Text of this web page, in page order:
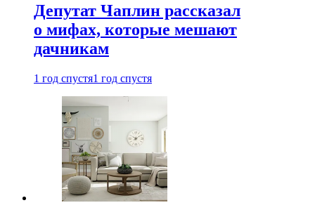
Депутат Чаплин рассказал
о мифах, которые мешают
дачникам
1 год спустя1 год спустя